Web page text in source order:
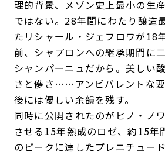
理的背景、メゾン史上最小の生
ではない。28年間にわたり醸造
たリシャール・ジェフロワが18
前、シャプロンへの継承期間に
シャンパーニュだから。美しい
さと儚さ……アンビバレントな
後には優しい余韻を残す。
同時に公開されたのがピノ・ノ
させる15年熟成のロゼ、約15年
のピークに達したプレニチュー